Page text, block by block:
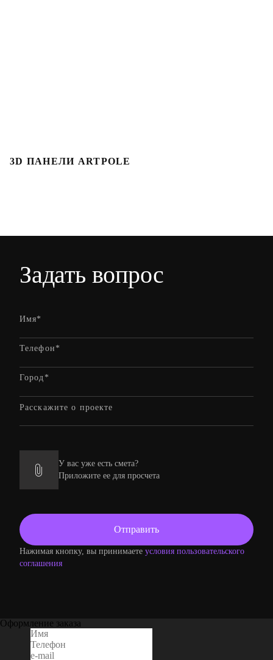
3D ПАНЕЛИ ARTPOLE
Задать вопрос
У вас уже есть смета?
Приложите ее для просчета
Нажимая кнопку, вы принимаете условия пользовательского
соглашения
Оформление заказа